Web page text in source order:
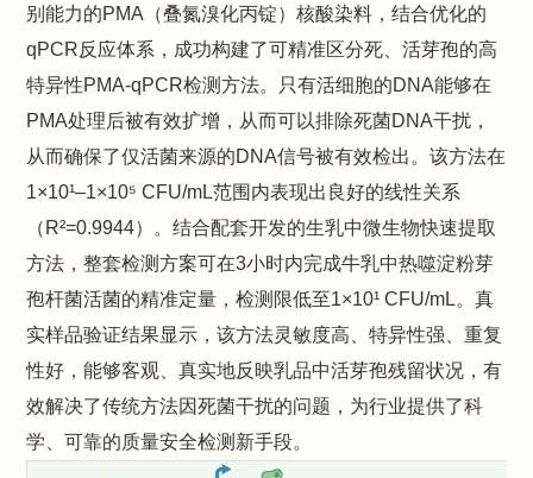
别能力的PMA（叠氮溴化丙锭）核酸染料，结合优化的
qPCR反应体系，成功构建了可精准区分死、活芽孢的高
特异性PMA-qPCR检测方法。只有活细胞的DNA能够在
PMA处理后被有效扩增，从而可以排除死菌DNA干扰，
从而确保了仅活菌来源的DNA信号被有效检出。该方法在
1×10¹–1×10⁵ CFU/mL范围内表现出良好的线性关系
（R²=0.9944）。结合配套开发的生乳中微生物快速提取
方法，整套检测方案可在3小时内完成牛乳中热噬淀粉芽
孢杆菌活菌的精准定量，检测限低至1×10¹ CFU/mL。真
实样品验证结果显示，该方法灵敏度高、特异性强、重复
性好，能够客观、真实地反映乳品中活芽孢残留状况，有
效解决了传统方法因死菌干扰的问题，为行业提供了科
学、可靠的质量安全检测新手段。